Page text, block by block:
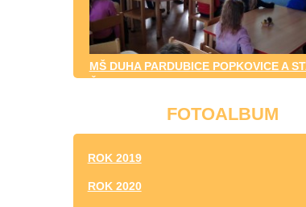
MŠ DUHA PARDUBICE POPKOVICE A
ČIVICE
FOTOALBUM
ROK 2019
ROK 2020